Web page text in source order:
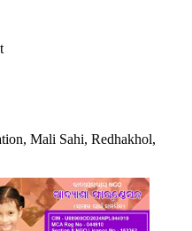
Mali Sahi, Redhakhol,